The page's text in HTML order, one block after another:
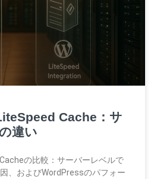
Cache：サ
違い
の比較：サーバーレベルで
、およびWordPressのパフォー